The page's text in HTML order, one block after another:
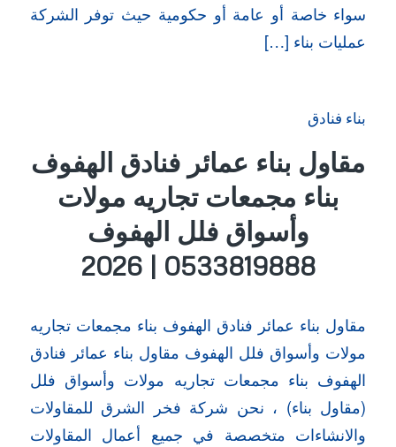
سواء خاصة أو عامة أو حكومية حيث توفر الشركة
عمليات بناء […]
بناء فنادق
مقاول بناء عمائر فنادق الهفوف
بناء مجمعات تجاريه مولات
وأسواق فلل الهفوف
0533819888 | 2026
مقاول بناء عمائر فنادق الهفوف بناء مجمعات تجاريه
مولات وأسواق فلل الهفوف مقاول بناء عمائر فنادق
الهفوف بناء مجمعات تجاريه مولات وأسواق فلل
(مقاول بناء) ، نحن شركة فخر الشرق للمقاولات
والانشاءات متخصصة في جميع أعمال المقاولات